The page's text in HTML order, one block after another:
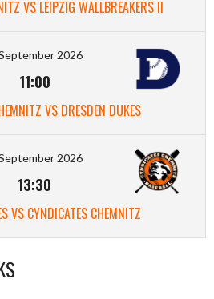
VS LEIPZIG WALLBREAKERS II
2026
11:00
VS DRESDEN DUKES
2026
13:30
VS CYNDICATES CHEMNITZ